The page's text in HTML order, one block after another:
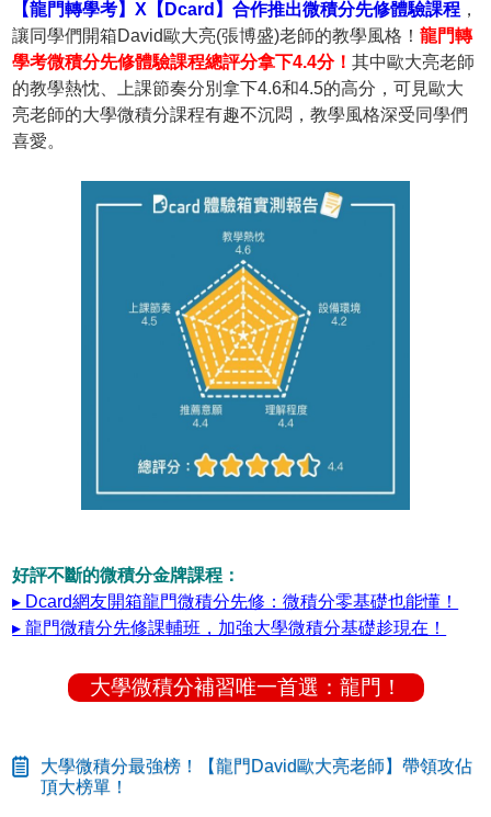
【龍門轉學考】X【Dcard】合作推出微積分先修體驗課程 ，
讓同學們開箱David歐大亮(張博盛)老師的教學風格！龍門轉
學考微積分先修體驗課程總評分拿下4.4分！其中歐大亮老師
的教學熱忱、上課節奏分別拿下4.6和4.5的高分，可見歐大
亮老師的大學微積分課程有趣不沉悶，教學風格深受同學們
喜愛。
好評不斷的微積分金牌課程：
▸ Dcard網友開箱龍門微積分先修：微積分零基礎也能懂！
▸ 龍門微積分先修課輔班，加強大學微積分基礎趁現在！
大學微積分補習唯一首選：龍門！
大學微積分最強榜！【龍門David歐大亮老師】帶領攻佔
頂大榜單！